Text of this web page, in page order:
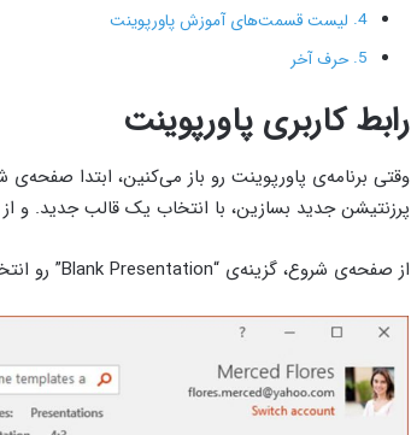
لیست قسمت‌های آموزش پاورپوینت
حرف آخر
رابط کاربری پاورپوینت
وقتی برنامه‌ی پاورپوینت رو باز می‌کنین، ابتدا
پرزنتیشن جدید بسازین، با انتخاب یک قالب جدید. و
از صفحه‌ی شروع، گزینه‌ی “Blank Presentation” رو انتخاب کنین تا وارد محیط کاربری برنامه بشین.